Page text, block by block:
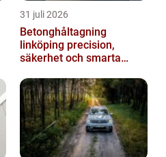
31 juli 2026
Betonghåltagning
linköping precision,
säkerhet och smarta